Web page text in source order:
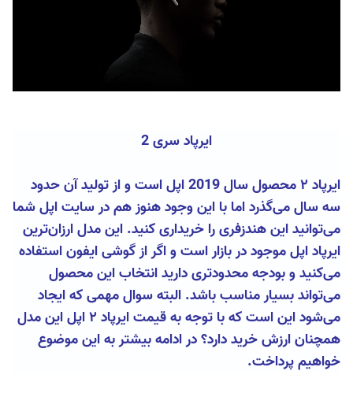
ایرپاد سری 2
ایرپاد ۲ محصول سال 2019 اپل است و از تولید آن حدود
سه سال می‌گذرد اما با این وجود هنوز هم در سایت اپل شما
می‌توانید این هندزفری را خریداری کنید. این مدل ارزان‌ترین
ایرپاد اپل موجود در بازار است و اگر از گوشی ایفون استفاده
می‌کنید و بودجه محدودتری دارید انتخاب این محصول
می‌تواند بسیار مناسب باشد. البته سوال مهمی که ایجاد
می‌شود این است که با توجه به قیمت ایرپاد ۲ اپل این مدل
همچنان ارزش خرید دارد؟ در ادامه بیشتر به این موضوع
خواهیم پرداخت.